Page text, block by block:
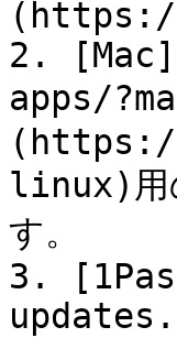
2.
apps/
(https://
linux)用
す。
3.